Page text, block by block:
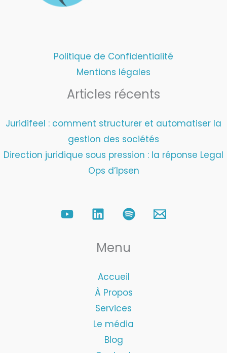
Politique de Confidentialité
Mentions légales
Articles récents
Juridifeel : comment structurer et automatiser la
gestion des sociétés
Direction juridique sous pression : la réponse Legal
Ops d’Ipsen
Menu
Accueil
À Propos
Services
Le média
Blog